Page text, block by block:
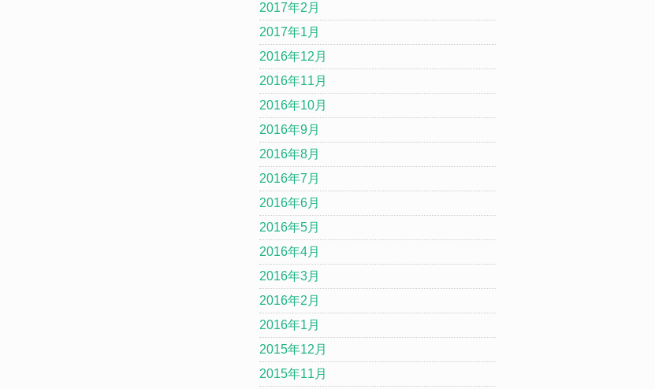
2017年2月
2017年1月
2016年12月
2016年11月
2016年10月
2016年9月
2016年8月
2016年7月
2016年6月
2016年5月
2016年4月
2016年3月
2016年2月
2016年1月
2015年12月
2015年11月